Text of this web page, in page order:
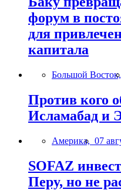
форум в
для
капитала
Большой Восток,
Против кого
Исламабад и
Америка, 07
SOFAZ
Перу, но не